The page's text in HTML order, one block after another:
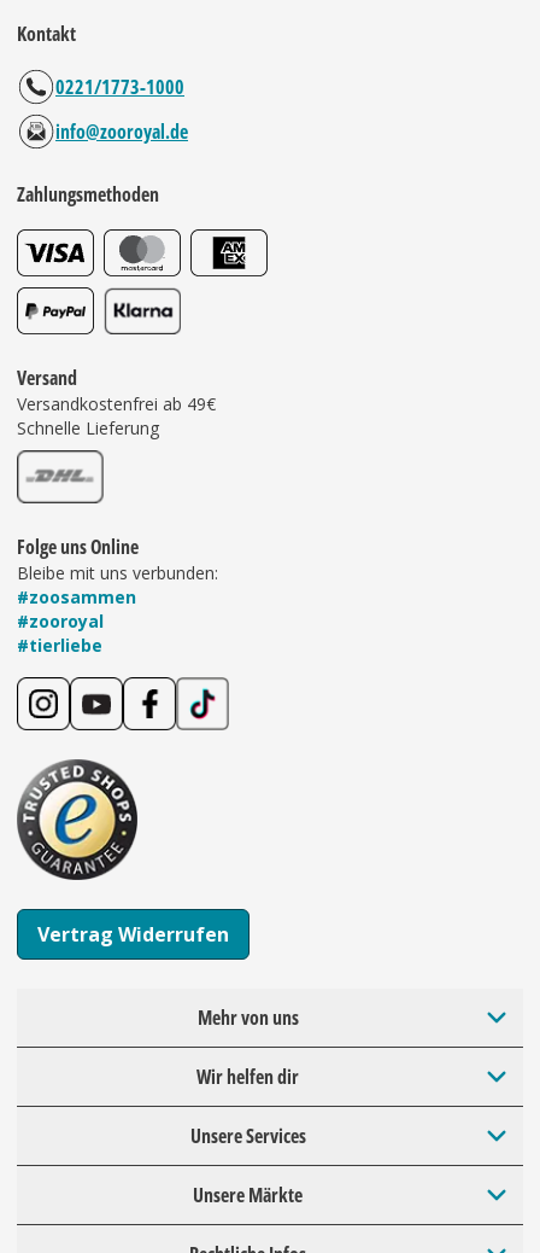
Kontakt
0221/1773-1000
info@zooroyal.de
Zahlungsmethoden
Versand
Versandkostenfrei ab 49€
Schnelle Lieferung
Folge uns Online
Bleibe mit uns verbunden:
#zoosammen
#zooroyal
#tierliebe
Vertrag Widerrufen
Mehr von uns
Wir helfen dir
Unsere Services
Unsere Märkte